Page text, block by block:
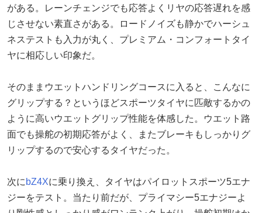
がある。レーンチェンジでも応答よくリヤの応答遅れを感
じさせない素直さがある。ロードノイズも静かでハーシュ
ネステストも入力が丸く、プレミアム・コンフォートタイ
ヤに相応しい印象だ。
そのままウエットハンドリングコースに入ると、こんなに
グリップする？というほどスポーツタイヤに匹敵するかの
ように高いウエットグリップ性能を体感した。ウエット路
面でも操舵の初期応答がよく、またブレーキもしっかりグ
リップするので安心するタイヤだった。
次に bZ4Xに乗り換え、タイヤはパイロットスポーツ5エナ
ジーをテスト。当たり前だが、プライマシー5エナジーよ